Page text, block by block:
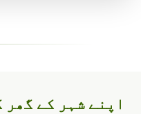
اپنے شہر کے گھر